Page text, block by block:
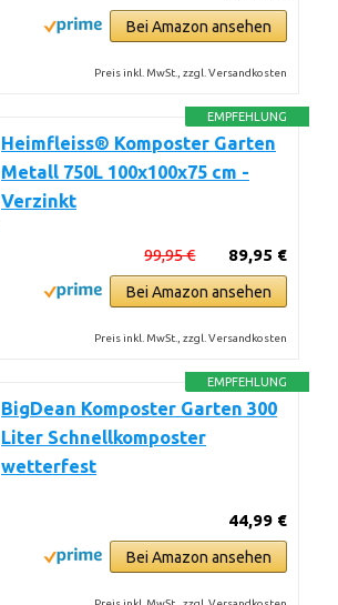
Bei Amazon ansehen
Preis inkl. MwSt., zzgl. Versandkosten
EMPFEHLUNG
Heimfleiss® Komposter Garten
Metall 750L 100x100x75 cm -
Verzinkt
89,95 €
99,95 €
Bei Amazon ansehen
Preis inkl. MwSt., zzgl. Versandkosten
EMPFEHLUNG
BigDean Komposter Garten 300
Liter Schnellkomposter
wetterfest
44,99 €
Bei Amazon ansehen